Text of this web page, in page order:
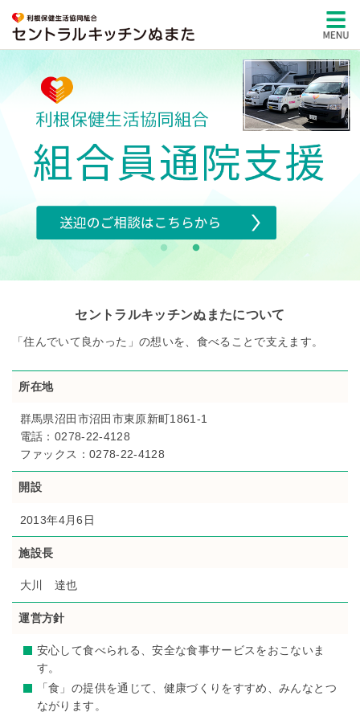
セントラルキッチンぬまたについて
「住んでいて良かった」の想いを、食べることで支えます。
所在地
群馬県沼田市沼田市東原新町1861-1
電話：0278-22-4128
ファックス：0278-22-4128
開設
2013年4月6日
施設長
大川 達也
運営方針
安心して食べられる、安全な食事サービスをおこないま
す。
「食」の提供を通じて、健康づくりをすすめ、みんなとつ
ながります。